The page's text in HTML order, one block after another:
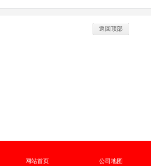
返回顶部
网站首页 公司地图